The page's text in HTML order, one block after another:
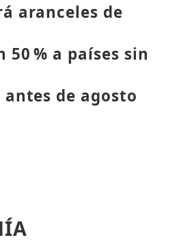
aranceles de
50 % a países sin
de agosto